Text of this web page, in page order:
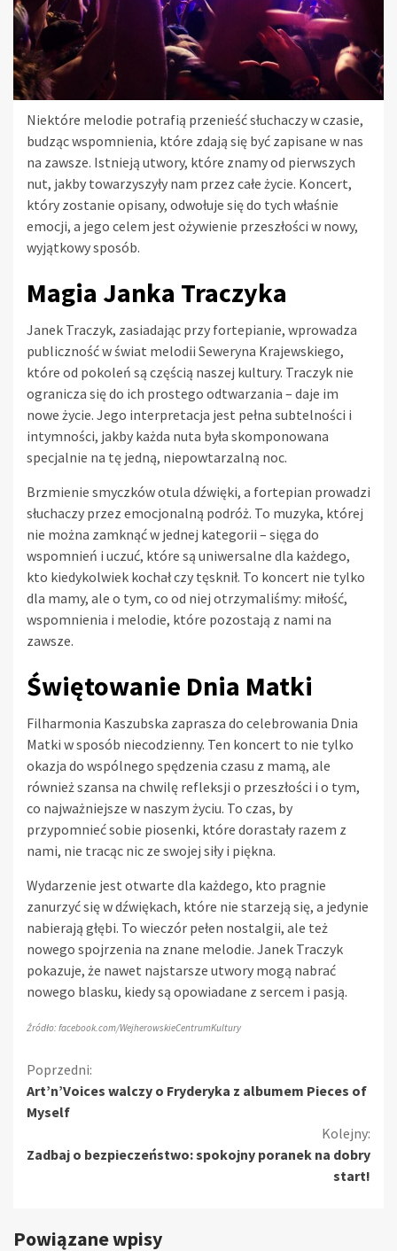
Niektóre melodie potrafią przenieść słuchaczy w czasie,
budząc wspomnienia, które zdają się być zapisane w nas
na zawsze. Istnieją utwory, które znamy od pierwszych
nut, jakby towarzyszyły nam przez całe życie. Koncert,
który zostanie opisany, odwołuje się do tych właśnie
emocji, a jego celem jest ożywienie przeszłości w nowy,
wyjątkowy sposób.
Magia Janka Traczyka
Janek Traczyk, zasiadając przy fortepianie, wprowadza
publiczność w świat melodii Seweryna Krajewskiego,
które od pokoleń są częścią naszej kultury. Traczyk nie
ogranicza się do ich prostego odtwarzania – daje im
nowe życie. Jego interpretacja jest pełna subtelności i
intymności, jakby każda nuta była skomponowana
specjalnie na tę jedną, niepowtarzalną noc.
Brzmienie smyczków otula dźwięki, a fortepian prowadzi
słuchaczy przez emocjonalną podróż. To muzyka, której
nie można zamknąć w jednej kategorii – sięga do
wspomnień i uczuć, które są uniwersalne dla każdego,
kto kiedykolwiek kochał czy tęsknił. To koncert nie tylko
dla mamy, ale o tym, co od niej otrzymaliśmy: miłość,
wspomnienia i melodie, które pozostają z nami na
zawsze.
Świętowanie Dnia Matki
Filharmonia Kaszubska zaprasza do celebrowania Dnia
Matki w sposób niecodzienny. Ten koncert to nie tylko
okazja do wspólnego spędzenia czasu z mamą, ale
również szansa na chwilę refleksji o przeszłości i o tym,
co najważniejsze w naszym życiu. To czas, by
przypomnieć sobie piosenki, które dorastały razem z
nami, nie tracąc nic ze swojej siły i piękna.
Wydarzenie jest otwarte dla każdego, kto pragnie
zanurzyć się w dźwiękach, które nie starzeją się, a jedynie
nabierają głębi. To wieczór pełen nostalgii, ale też
nowego spojrzenia na znane melodie. Janek Traczyk
pokazuje, że nawet najstarsze utwory mogą nabrać
nowego blasku, kiedy są opowiadane z sercem i pasją.
Źródło: facebook.com/WejherowskieCentrumKultury
Kontynuuj
czytanie
Poprzedni:
Art’n’Voices walczy o Fryderyka z albumem Pieces of
Myself
Kolejny:
Zadbaj o bezpieczeństwo: spokojny poranek na dobry
start!
Powiązane wpisy